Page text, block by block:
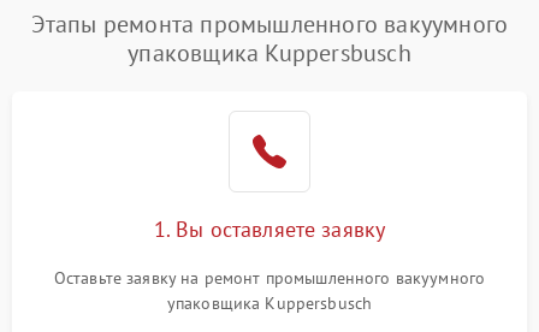
Этапы ремонта промышленного вакуумного
упаковщика Kuppersbusch
1. Вы оставляете заявку
Оставьте заявку на ремонт промышленного вакуумного
упаковщика Kuppersbusch